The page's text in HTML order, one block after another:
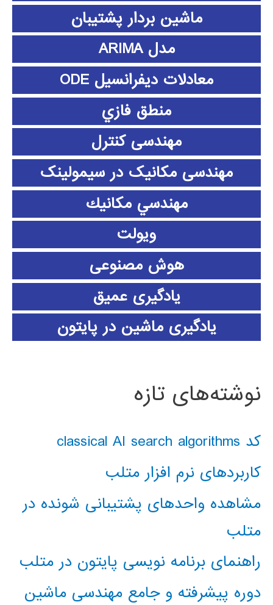
ماشین بردار پشتیبان
مدل ARIMA
معادلات دیفرانسیل ODE
منطق فازي
مهندسی کنترل
مهندسی مکانیک در سیمولینک
مهندسي مكانيك
ویولت
هوش مصنوعی
یادگیری عمیق
یادگیری ماشین در پایتون
نوشته‌های تازه
کد classical AI search algorithms
کاربردهای نرم افزار متلب
مشاهده واحدهای پشتیبانی شونده در
متلب
راهنمای برنامه نویسی پایتون در متلب
دوره پیشرفته و جامع مهندسی ماشین